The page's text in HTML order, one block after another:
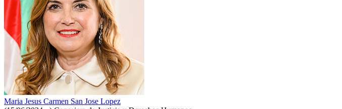
Maria Jesus Carmen San Jose Lopez